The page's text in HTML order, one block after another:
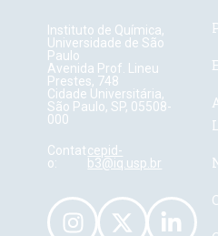
Instituto de Química,
Universidade de São
Paulo
Avenida Prof. Lineu
Prestes, 748
Cidade Universitária,
São Paulo, SP, 05508-
000
Contat
o:
cepid-
b3@iq.usp.br